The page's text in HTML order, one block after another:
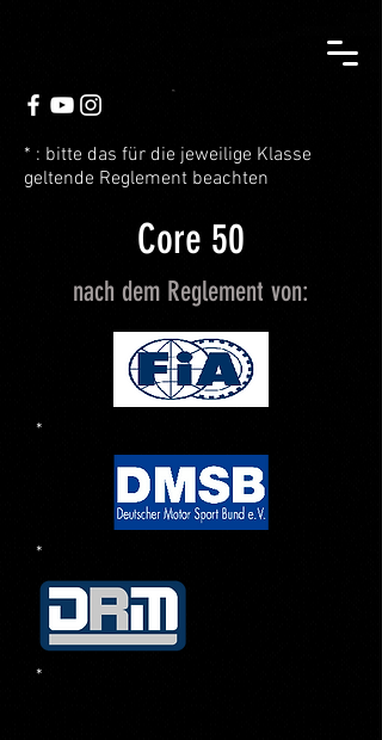
* : bitte das für die jeweilige Klasse
geltende Reglement beachten
Core 50
nach dem Reglement von:
*
*
*